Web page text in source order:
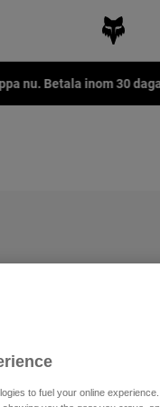
LAB Capsule Collection
to fuel your online